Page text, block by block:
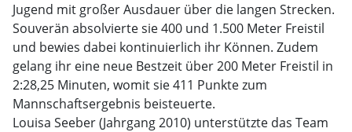
Jugend mit großer Ausdauer über die langen Strecken.
Souverän absolvierte sie 400 und 1.500 Meter Freistil
und bewies dabei kontinuierlich ihr Können. Zudem
gelang ihr eine neue Bestzeit über 200 Meter Freistil in
2:28,25 Minuten, womit sie 411 Punkte zum
Mannschaftsergebnis beisteuerte.
Louisa Seeber (Jahrgang 2010) unterstützte das Team